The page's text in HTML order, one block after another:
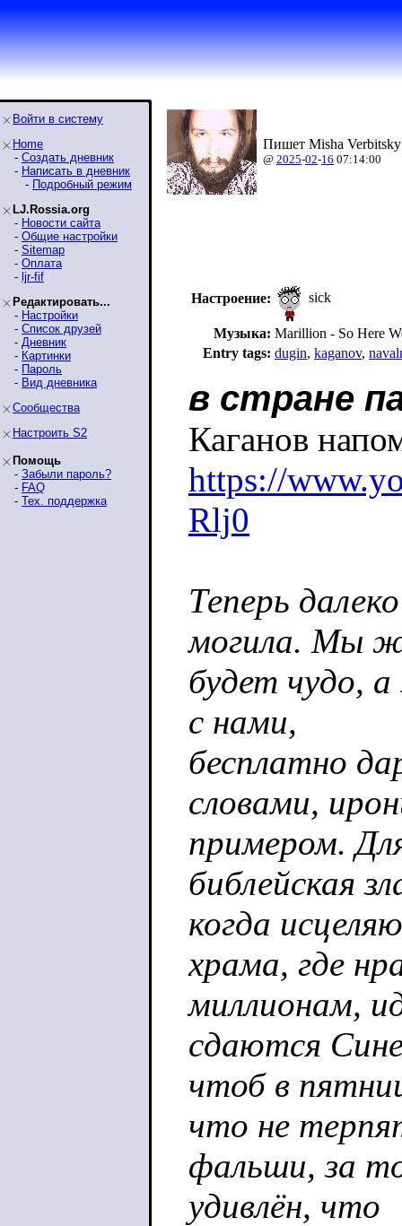
Войти в систему
Home
- Создать дневник
- Написать в дневник
- Подробный режим
LJ.Rossia.org
- Новости сайта
- Общие настройки
- Sitemap
- Оплата
- ljr-fif
Редактировать...
- Настройки
- Список друзей
- Дневник
- Картинки
- Пароль
- Вид дневника
Сообщества
Настроить S2
Помощь
- Забыли пароль?
- FAQ
- Тех. поддержка
Пишет Misha
@ 2025-02-16 07:14:00
Настроение: sick
Музыка: Marillion - So Here
Entry tags: dugin, kaganov,
в стране
Каганов
https://
Rlj0
Теперь
могила. Мы
будет чудо,
с нами,
бесплатно
словами,
примером.
библейская
когда
храма, где
миллионам,
сдаются
чтоб в
что не
фальши, за
удивлён, что